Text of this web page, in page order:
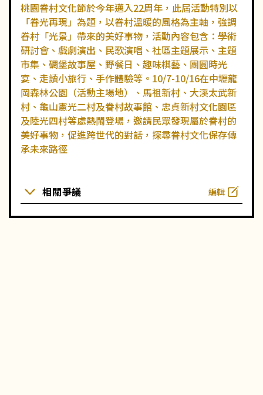
桃園眷村文化節於今年邁入22周年，此屆活動特別以
「眷光再現」為題，以眷村溫暖的風格為主軸，強調
眷村「光景」帶來的美好事物，活動內容包含：學術
研討會、戲劇演出、民歌演唱、社區主題展示、主題
市集、碉堡故事屋、野餐日、趣味棋藝、團圓時光
宴、走讀小旅行、手作體驗等。10/7-10/16在中壢龍
岡森林公園（活動主場地）、馬祖新村、大溪太武新
村、龜山憲光二村及眷村故事館、忠貞新村文化園區
及陸光四村等處熱鬧登場，邀請民眾發現屬於眷村的
美好事物，促進跨世代的對話，探尋眷村文化保存傳
承未來路徑
相關爭議 編輯